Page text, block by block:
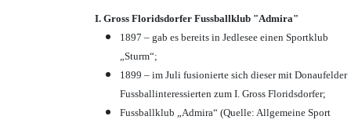
I. Gross Floridsdorfer Fussballklub "Admira"
1897 – gab es bereits in Jedlesee einen Sportklub
„Sturm“;
1899 – im Juli fusionierte sich dieser mit Donaufelder
Fussballinteressierten zum I. Gross Floridsdorfer;
Fussballklub „Admira“ (Quelle: Allgemeine Sport